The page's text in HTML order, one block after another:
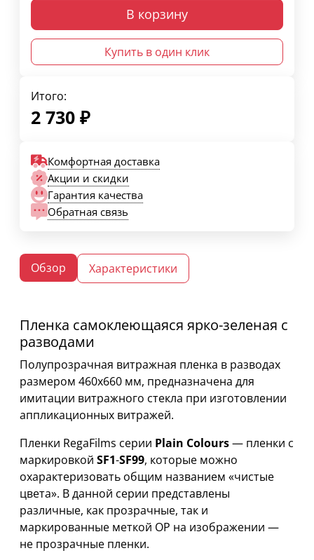
В корзину
Купить в один клик
Итого:
2 730 ₽
Комфортная доставка
Акции и скидки
Гарантия качества
Обратная связь
Обзор Характеристики
Пленка самоклеющаяся ярко-зеленая с
разводами
Полупрозрачная витражная пленка в разводах
размером 460х660 мм, предназначена для
имитации витражного стекла при изготовлении
аппликационных витражей.
Пленки RegaFilms серии Plain Colours— пленки с
маркировкой SF1-SF99, которые можно
охарактеризовать общим названием «чистые
цвета». В данной серии представлены
различные, как прозрачные, так и
маркированные меткой OP на изображении —
не прозрачные пленки.